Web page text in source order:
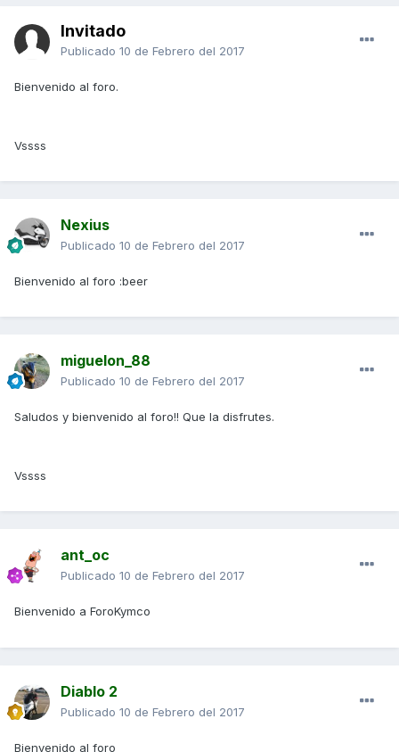
Invitado
Publicado 10 de Febrero del 2017
Bienvenido al foro.
Vssss
Nexius
Publicado 10 de Febrero del 2017
Bienvenido al foro :beer
miguelon_88
Publicado 10 de Febrero del 2017
Saludos y bienvenido al foro!! Que la disfrutes.
Vssss
ant_oc
Publicado 10 de Febrero del 2017
Bienvenido a ForoKymco
Diablo 2
Publicado 10 de Febrero del 2017
Bienvenido al foro